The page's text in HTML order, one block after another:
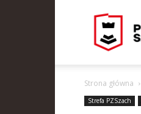
Strona główna
Strefa PZSzach